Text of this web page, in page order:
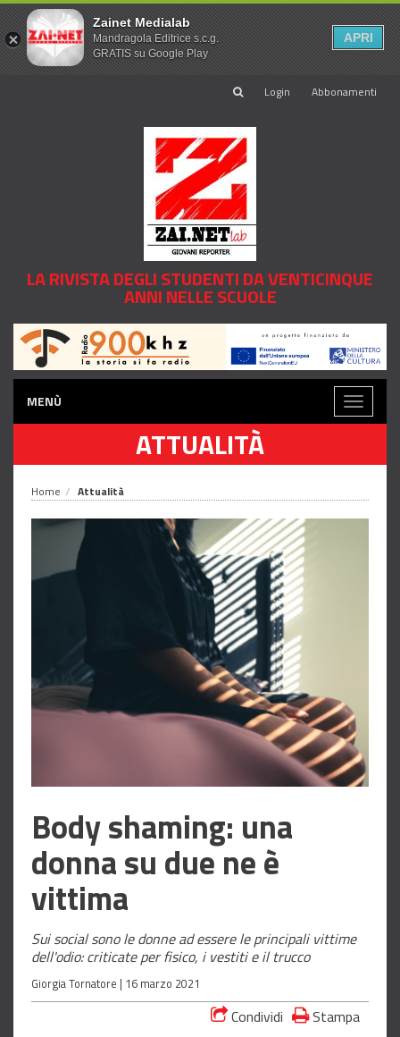
Login Abbonamenti
LA RIVISTA DEGLI STUDENTI DA VENTICINQUE
ANNI NELLE SCUOLE
MENÙ
Toggle
ATTUALITÀ
Home Attualità
Body shaming: una
donna su due ne è
vittima
Sui social sono le donne ad essere le principali vittime
dell'odio: criticate per fisico, i vestiti e il trucco
Giorgia Tornatore | 16 marzo 2021
Condividi
Stampa
Zainet Medialab
Mandragola Editrice s.c.g.
GRATIS su Google Play
APRI